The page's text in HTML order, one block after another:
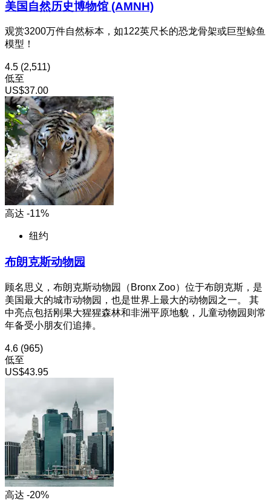
美国自然历史博物馆 (AMNH)
观赏3200万件自然标本，如122英尺长的恐龙骨架或巨型鲸鱼
模型！
4.5 (2,511)
低至
US$37.00
高达 -11%
纽约
布朗克斯动物园
顾名思义，布朗克斯动物园（Bronx Zoo）位于布朗克斯，是
美国最大的城市动物园，也是世界上最大的动物园之一。 其
中亮点包括刚果大猩猩森林和非洲平原地貌，儿童动物园则常
年备受小朋友们追捧。
4.6 (965)
低至
US$43.95
高达 -20%